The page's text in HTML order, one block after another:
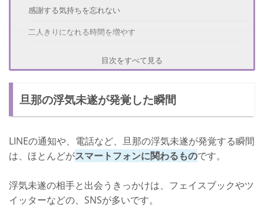
感謝する気持ちを忘れない
二人きりになれる時間を増やす
目次をすべて見る
旦那の浮気未遂が発覚した瞬間
LINEの通知や、電話など、旦那の浮気未遂が発覚する瞬間
は、ほとんどがスマートフォンに関わるものです。
浮気未遂の相手と出会うきっかけは、フェイスブックやツ
イッターなどの、SNSが多いです。